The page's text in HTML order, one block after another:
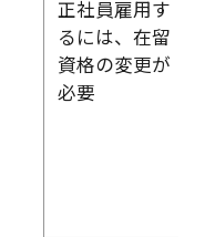
正社員雇用す
るには、在留
資格の変更が
必要